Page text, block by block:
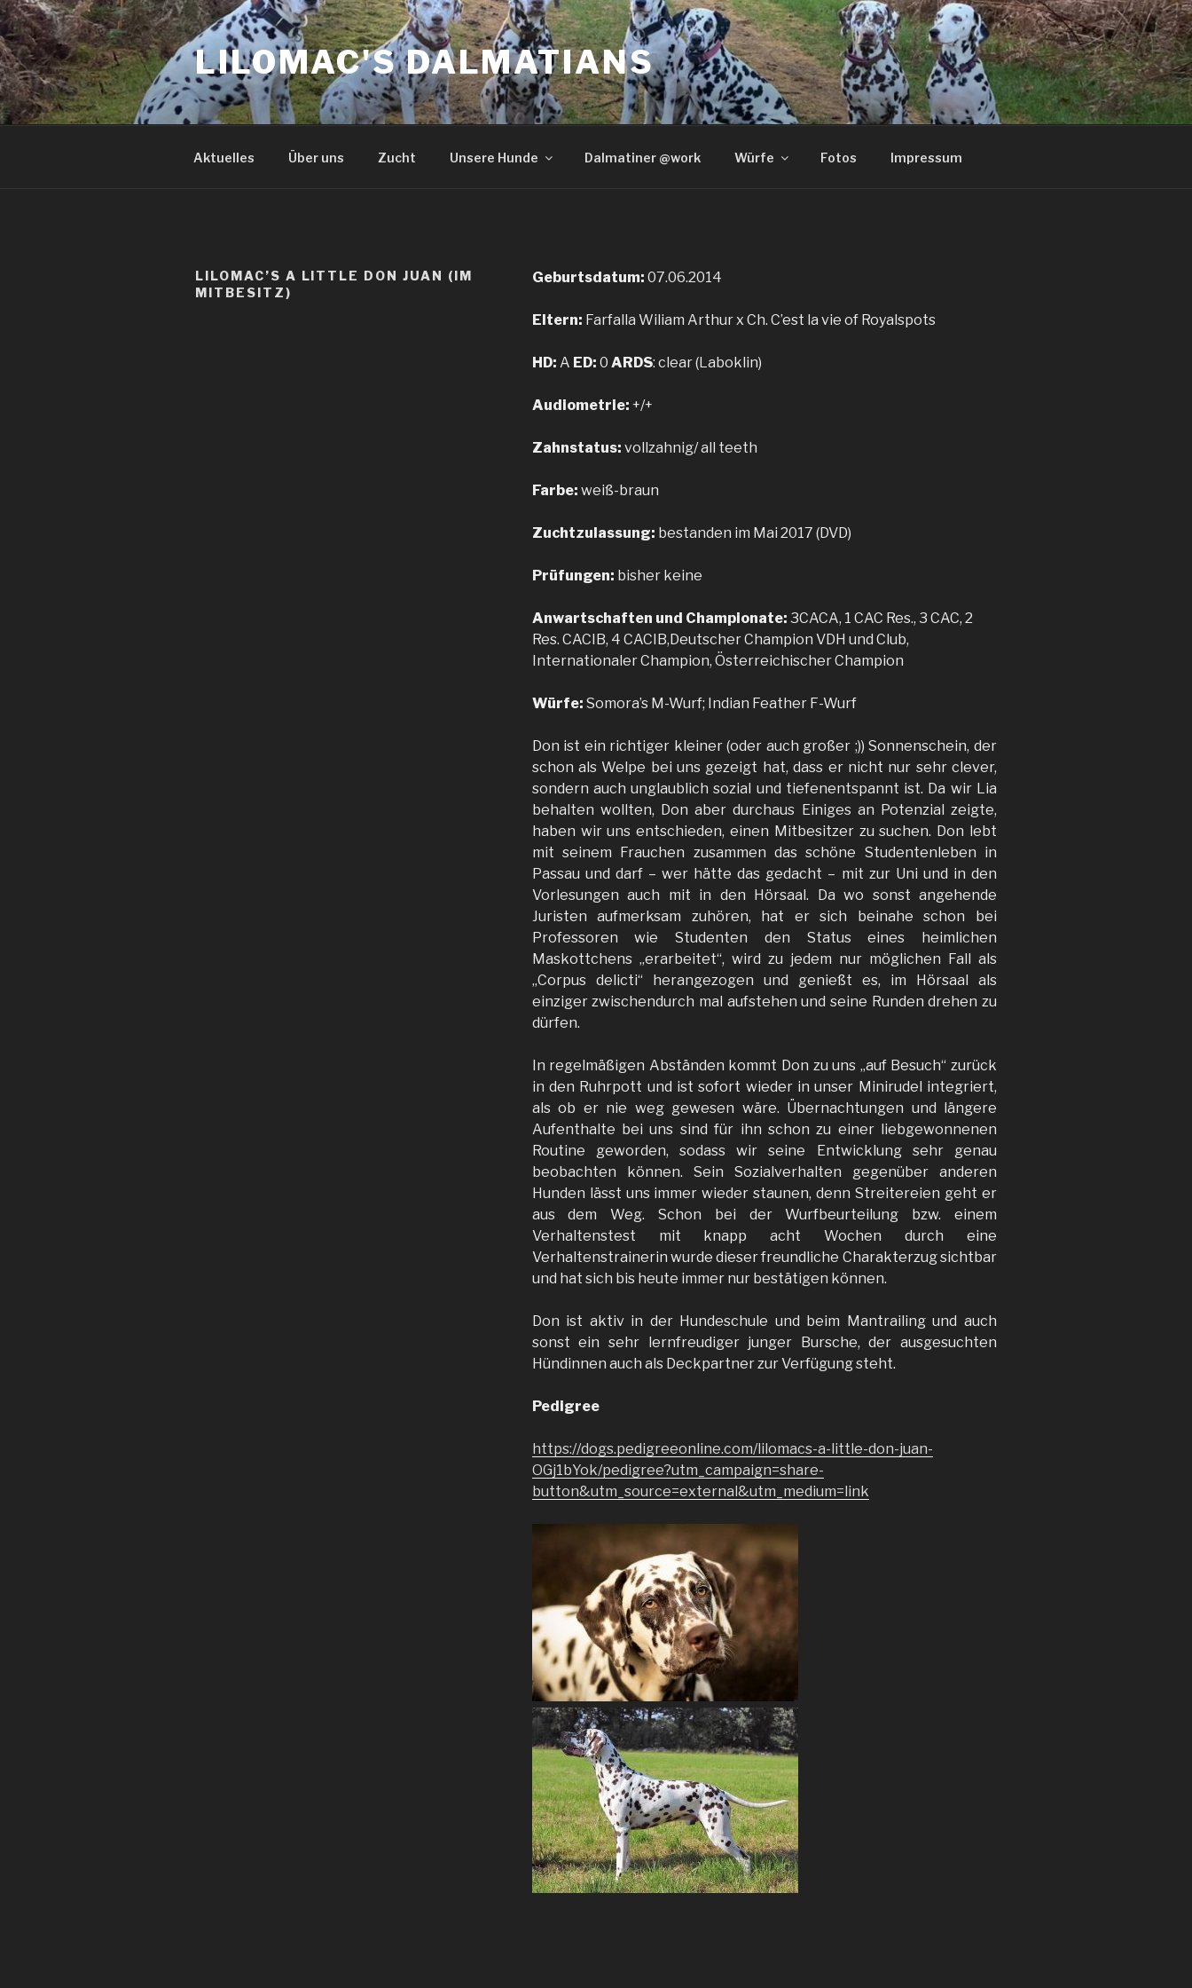
Zum
Inhalt
springen
LILOMAC'S DALMATIANS
Aktuelles Über uns Zucht Unsere Hunde Dalmatiner @work Würfe Fotos Impressum
LILOMAC’S A LITTLE DON JUAN (IM
MITBESITZ)
Geburtsdatum: 07.06.2014
Eltern: Farfalla Wiliam Arthur x Ch. C’est la vie of Royalspots
HD: A ED: 0 ARDS: clear (Laboklin)
Audiometrie: +/+
Zahnstatus: vollzahnig/ all teeth
Farbe: weiß-braun
Zuchtzulassung: bestanden im Mai 2017 (DVD)
Prüfungen: bisher keine
Anwartschaften und Championate: 3CACA, 1 CAC Res., 3 CAC, 2
Res. CACIB, 4 CACIB,Deutscher Champion VDH und Club,
Internationaler Champion, Österreichischer Champion
Würfe: Somora’s M-Wurf; Indian Feather F-Wurf
Don ist ein richtiger kleiner (oder auch großer ;)) Sonnenschein, der
schon als Welpe bei uns gezeigt hat, dass er nicht nur sehr clever,
sondern auch unglaublich sozial und tiefenentspannt ist. Da wir Lia
behalten wollten, Don aber durchaus Einiges an Potenzial zeigte,
haben wir uns entschieden, einen Mitbesitzer zu suchen. Don lebt
mit seinem Frauchen zusammen das schöne Studentenleben in
Passau und darf – wer hätte das gedacht – mit zur Uni und in den
Vorlesungen auch mit in den Hörsaal. Da wo sonst angehende
Juristen aufmerksam zuhören, hat er sich beinahe schon bei
Professoren wie Studenten den Status eines heimlichen
Maskottchens „erarbeitet“, wird zu jedem nur möglichen Fall als
„Corpus delicti“ herangezogen und genießt es, im Hörsaal als
einziger zwischendurch mal aufstehen und seine Runden drehen zu
dürfen.
In regelmäßigen Abständen kommt Don zu uns „auf Besuch“ zurück
in den Ruhrpott und ist sofort wieder in unser Minirudel integriert,
als ob er nie weg gewesen wäre. Übernachtungen und längere
Aufenthalte bei uns sind für ihn schon zu einer liebgewonnenen
Routine geworden, sodass wir seine Entwicklung sehr genau
beobachten können. Sein Sozialverhalten gegenüber anderen
Hunden lässt uns immer wieder staunen, denn Streitereien geht er
aus dem Weg. Schon bei der Wurfbeurteilung bzw. einem
Verhaltenstest mit knapp acht Wochen durch eine
Verhaltenstrainerin wurde dieser freundliche Charakterzug sichtbar
und hat sich bis heute immer nur bestätigen können.
Don ist aktiv in der Hundeschule und beim Mantrailing und auch
sonst ein sehr lernfreudiger junger Bursche, der ausgesuchten
Hündinnen auch als Deckpartner zur Verfügung steht.
Pedigree
https://dogs.pedigreeonline.com/lilomacs-a-little-don-juan-
OGj1bYok/pedigree?utm_campaign=share-
button&utm_source=external&utm_medium=link